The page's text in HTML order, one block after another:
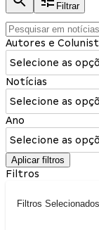
Filtrar
Autores e
Selecione as
Notícias
Selecione as
Ano
Selecione as
Aplicar filtros
Filtros
Filtros Selecionados